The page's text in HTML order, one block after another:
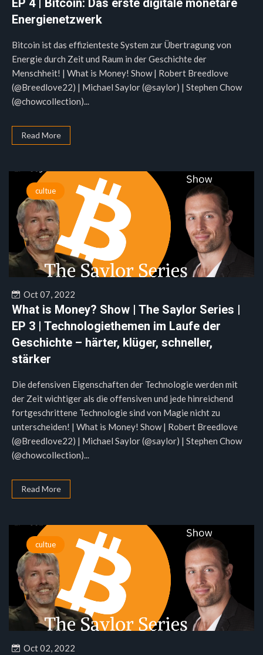
EP 4 | Bitcoin: Das erste digitale monetäre
Energienetzwerk
Bitcoin ist das effizienteste System zur Übertragung von
Energie durch Zeit und Raum in der Geschichte der
Menschheit! | What is Money! Show | Robert Breedlove
(@Breedlove22) | Michael Saylor (@saylor) | Stephen Chow
(@chowcollection)...
Read More
cultue
Oct 07, 2022
What is Money? Show | The Saylor Series |
EP 3 | Technologiethemen im Laufe der
Geschichte – härter, klüger, schneller,
stärker
Die defensiven Eigenschaften der Technologie werden mit
der Zeit wichtiger als die offensiven und jede hinreichend
fortgeschrittene Technologie sind von Magie nicht zu
unterscheiden! | What is Money! Show | Robert Breedlove
(@Breedlove22) | Michael Saylor (@saylor) | Stephen Chow
(@chowcollection)...
Read More
cultue
Oct 02, 2022